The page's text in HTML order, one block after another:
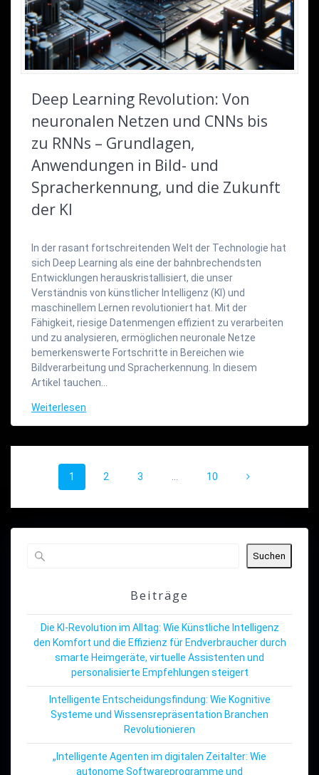
Deep Learning Revolution: Von
neuronalen Netzen und CNNs bis
zu RNNs – Grundlagen,
Anwendungen in Bild- und
Spracherkennung, und die Zukunft
der KI
In der rasant fortschreitenden Welt der Technologie hat
sich Deep Learning als eine der bahnbrechendsten
Entwicklungen herauskristallisiert, die unser
Verständnis von künstlicher Intelligenz (KI) und
maschinellem Lernen revolutioniert hat. Mit der
Fähigkeit, riesige Datenmengen effizient zu verarbeiten
und zu analysieren, ermöglichen neuronale Netze
bemerkenswerte Fortschritte in Bereichen wie
Bildverarbeitung und Spracherkennung. In diesem
Artikel tauchen…
Weiterlesen
Beitragsnavigation
Seite
1 Seite
2 Seite
3 … Seite
10
Suchen
Beiträge
Die KI-Revolution im Alltag: Wie Künstliche Intelligenz
den Komfort und die Effizienz für Endverbraucher durch
smarte Heimgeräte, virtuelle Assistenten und
personalisierte Empfehlungen steigert
Intelligente Entscheidungsfindung: Wie Kognitive
Systeme und Wissensrepräsentation Branchen
Revolutionieren
„Intelligente Agenten im digitalen Zeitalter: Wie
autonome Softwareprogramme und